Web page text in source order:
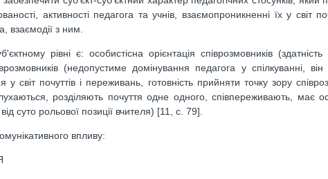
активності педагога та учнів, взаємопроникненні їх у світ
взаємодії з ним.
рівні є: особистісна орієнтація співрозмовників (здатність
(недопустиме домінування педагога у спілкуванні,
почуттів і переживань, готовність прийняти точку зору
розділяють почуття одне одного, співпереживають, має
суто рольової позиції вчителя) [11, с. 79].
впливу: